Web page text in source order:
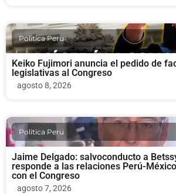
Politica Peru
Keiko Fujimori anuncia el pedido de
legislativas al Congreso
agosto 8, 2026
Politica Peru
Jaime Delgado: salvoconducto a
responde a las relaciones Perú-
con el Congreso
agosto 7, 2026